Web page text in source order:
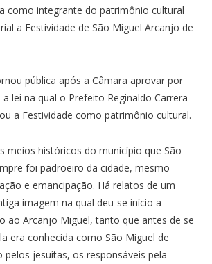
como integrante do patrimônio cultural
a Festividade de São Miguel Arcanjo de
pública após a Câmara aprovar por
lei na qual o Prefeito Reginaldo Carrera
a Festividade como patrimônio cultural.
meios históricos do município que São
foi padroeiro da cidade, mesmo
e emancipação. Há relatos de um
imagem na qual deu-se início a
ao Arcanjo Miguel, tanto que antes de se
era conhecida como São Miguel de
pelos jesuítas, os responsáveis pela